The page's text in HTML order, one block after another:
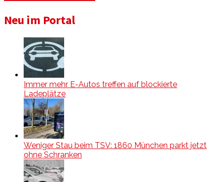
Neu im Portal
Immer mehr E-Autos treffen auf blockierte
Ladeplätze
Weniger Stau beim TSV: 1860 München parkt jetzt
ohne Schranken